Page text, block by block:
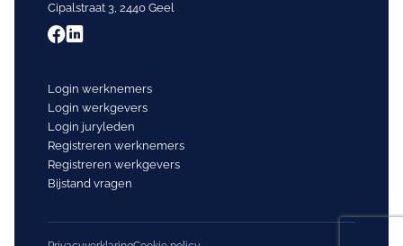
Cipalstraat 3, 2440 Geel
Login werknemers
Login werkgevers
Login juryleden
Registreren werknemers
Registreren werkgevers
Bijstand vragen